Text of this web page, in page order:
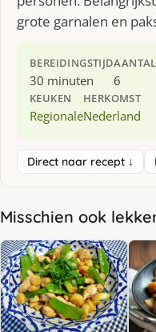
grote garnalen en
BEREIDINGSTIJD
30 minuten 6
KEUKEN
Regionale
HERKOMST
Nederland
Direct naar recept ↓
Misschien ook